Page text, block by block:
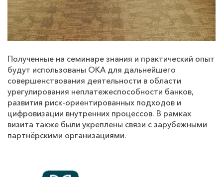
Полученные на семинаре знания и практический опыт
будут использованы ОКА для дальнейшего
совершенствования деятельности в области
урегулирования неплатежеспособности банков,
развития риск-ориентированных подходов и
цифровизации внутренних процессов. В рамках
визита также были укреплены связи с зарубежными
партнёрскими организациями.